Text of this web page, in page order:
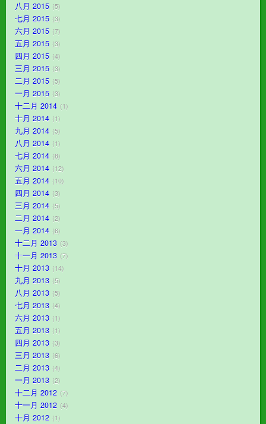
八月 2015 5
七月 2015 3
六月 2015 7
五月 2015 3
四月 2015 4
三月 2015 3
二月 2015 5
一月 2015 3
十二月 2014 1
十月 2014 1
九月 2014 5
八月 2014 1
七月 2014 8
六月 2014 12
五月 2014 10
四月 2014 3
三月 2014 5
二月 2014 2
一月 2014 6
十二月 2013 3
十一月 2013 7
十月 2013 14
九月 2013 5
八月 2013 5
七月 2013 4
六月 2013 1
五月 2013 1
四月 2013 3
三月 2013 6
二月 2013 4
一月 2013 2
十二月 2012 7
十一月 2012 4
十月 2012 1